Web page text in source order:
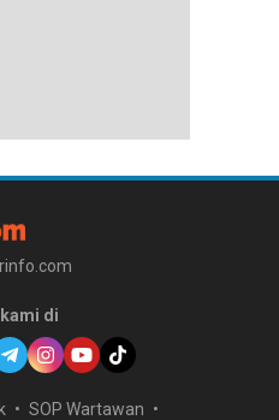
di
SOP Wartawan